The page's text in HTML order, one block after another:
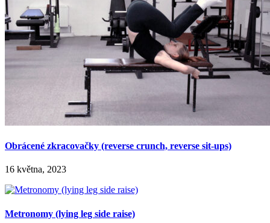
Obrácené zkracovačky (reverse crunch, reverse sit-ups)
16 května, 2023
Metronomy (lying leg side raise)